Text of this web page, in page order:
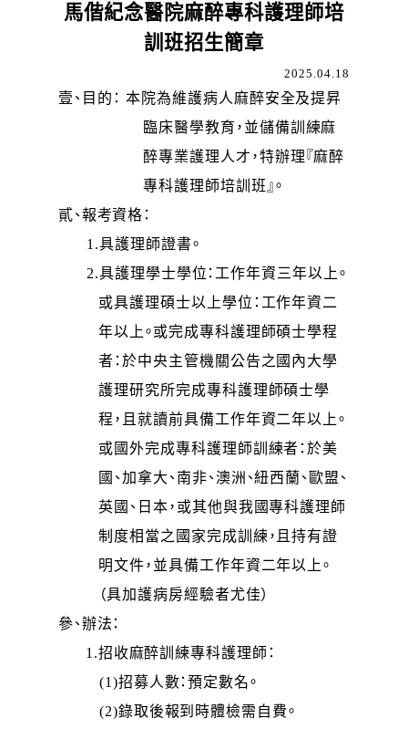
馬偕紀念醫院麻醉專科護理師培
訓班招生簡章
2025.04.18
壹、目的： 本院為維護病人麻醉安全及提昇
臨床醫學教育，並儲備訓練麻
醉專業護理人才，特辦理『麻醉
專科護理師培訓班』。
貳、報考資格：
1.具護理師證書。
2.具護理學士學位：工作年資三年以上。
或具護理碩士以上學位：工作年資二
年以上。或完成專科護理師碩士學程
者：於中央主管機關公告之國內大學
護理研究所完成專科護理師碩士學
程，且就讀前具備工作年資二年以上。
或國外完成專科護理師訓練者：於美
國、加拿大、南非、澳洲、紐西蘭、歐盟、
英國、日本，或其他與我國專科護理師
制度相當之國家完成訓練，且持有證
明文件，並具備工作年資二年以上。
（具加護病房經驗者尤佳）
參、辦法：
1.招收麻醉訓練專科護理師：
(1)招募人數：預定數名。
(2)錄取後報到時體檢需自費。